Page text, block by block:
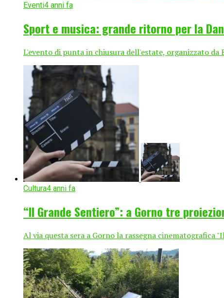
Eventi4 anni fa
Sport e musica: grande ritorno per la
L'evento di punta in chiusura dell'estate, organizzato
Cultura4 anni fa
“Il Grande Sentiero”: a Gorno tre
Al via questa sera a Gorno la rassegna cinematografica